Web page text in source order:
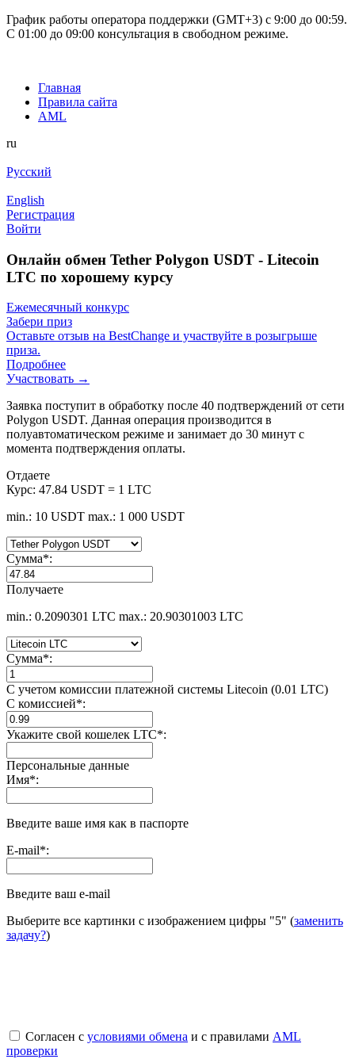
График работы оператора поддержки (GMT+3) c 9:00 до 00:59.
С 01:00 до 09:00 консультация в свободном режиме.
Главная
Правила сайта
AML
ru
Русский
English
Регистрация
Войти
Онлайн обмен Tether Polygon USDT - Litecoin
LTC по хорошему курсу
Ежемесячный конкурс
Забери приз
Оставьте отзыв на BestChange и участвуйте в розыгрыше
приза.
Подробнее
Участвовать →
Заявка поступит в обработку после 40 подтверждений от сети
Polygon USDT. Данная операция производится в
полуавтоматическом режиме и занимает до 30 минут с
момента подтверждения оплаты.
Отдаете
Курс: 47.84 USDT = 1 LTC
min.: 10 USDT max.: 1 000 USDT
Сумма*:
Получаете
min.: 0.2090301 LTC max.: 20.90301003 LTC
Сумма*:
С учетом комиссии платежной системы Litecoin (0.01 LTC)
С комиссией*:
Укажите свой кошелек LTC*:
Персональные данные
Имя*:
Введите ваше имя как в паспорте
E-mail*:
Введите ваш e-mail
Выберите все картинки с изображением цифры "5" (заменить
задачу?)
Согласен с условиями обмена и с правилами AML
проверки